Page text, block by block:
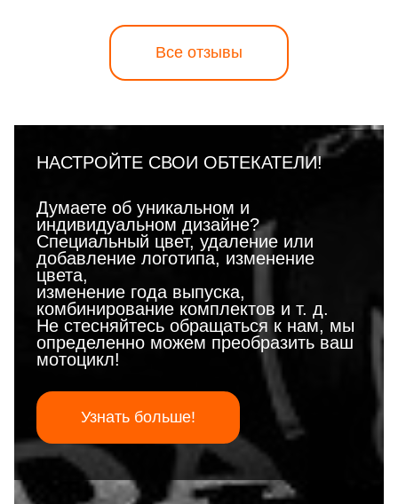
Все отзывы
НАСТРОЙТЕ СВОИ ОБТЕКАТЕЛИ!
Думаете об уникальном и
индивидуальном дизайне?
Специальный цвет, удаление или
добавление логотипа, изменение
цвета,
изменение года выпуска,
комбинирование комплектов и т. д.
Не стесняйтесь обращаться к нам, мы
определенно можем преобразить ваш
мотоцикл!
Узнать больше!